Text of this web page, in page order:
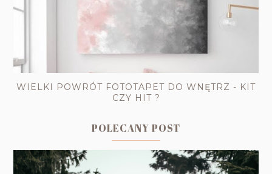
WIELKI POWRÓT FOTOTAPET DO WNĘTRZ - KIT
CZY HIT ?
POLECANY POST